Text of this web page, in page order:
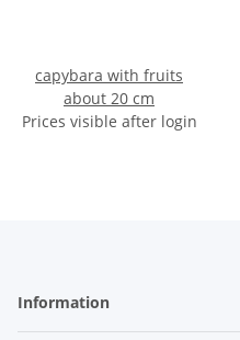
capybara with fruits
about 20 cm
Prices visible after login
Information